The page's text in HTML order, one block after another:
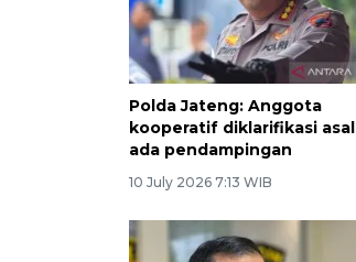
Polda Jateng: Anggota
kooperatif diklarifikasi asal
ada pendampingan
10 July 2026 7:13 WIB